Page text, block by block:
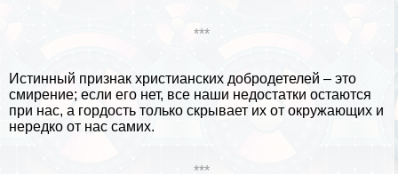
***
Истинный признак христианских добродетелей – это
смирение; если его нет, все наши недостатки остаются
при нас, а гордость только скрывает их от окружающих и
нередко от нас самих.